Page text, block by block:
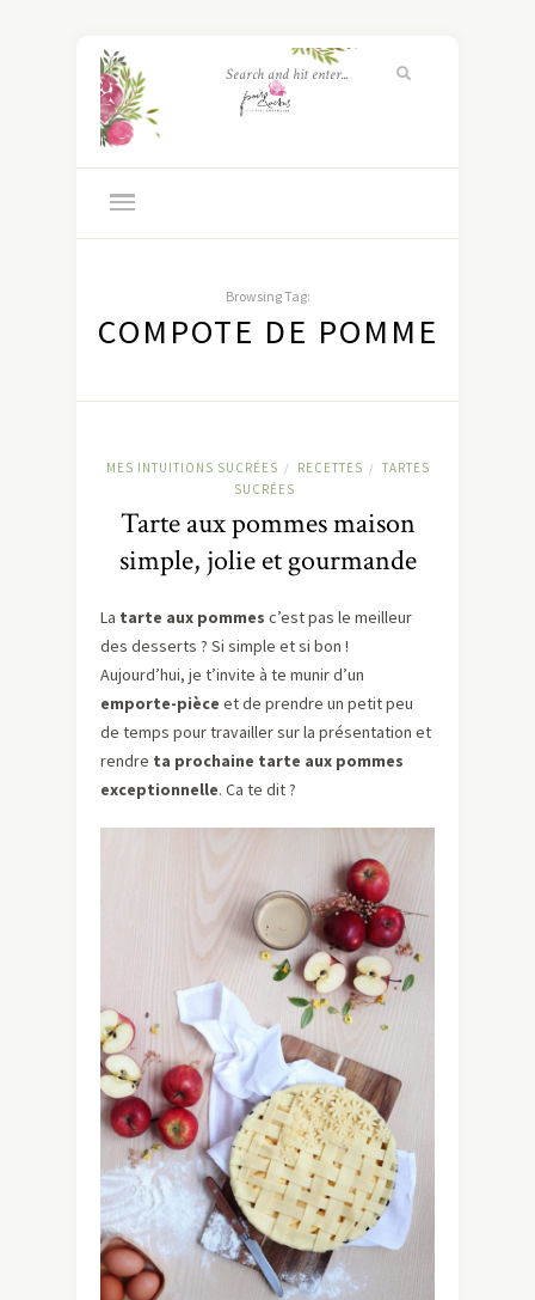
Browsing Tag:
COMPOTE DE POMME
MES INTUITIONS SUCRÉES / RECETTES /
TARTES
SUCRÉES
Tarte aux pommes maison
simple, jolie et gourmande
La tarte aux pommes c’est pas le meilleur
des desserts ? Si simple et si bon !
Aujourd’hui, je t’invite à te munir d’un
emporte-pièce et de prendre un petit peu
de temps pour travailler sur la présentation et
rendre ta prochaine tarte aux pommes
exceptionnelle. Ca te dit ?